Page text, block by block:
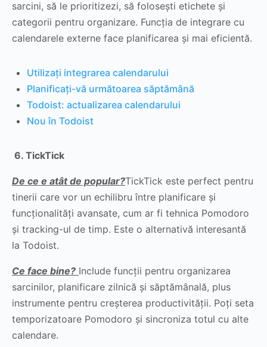
sarcini, să le prioritizezi, să folosești etichete și
categorii pentru organizare. Funcția de integrare cu
calendarele externe face planificarea și mai eficientă.
Utilizați integrarea calendarului
Planificați-vă următoarea săptămână
Todoist: actualizarea calendarului
Nou în Todoist
6. TickTick
De ce e atât de popular?TickTick este perfect pentru
tinerii care vor un echilibru între planificare și
funcționalități avansate, cum ar fi tehnica Pomodoro
și tracking-ul de timp. Este o alternativă interesantă
la Todoist.
Ce face bine? Include funcții pentru organizarea
sarcinilor, planificare zilnică și săptămânală, plus
instrumente pentru creșterea productivității. Poți seta
temporizatoare Pomodoro și sincroniza totul cu alte
calendare.